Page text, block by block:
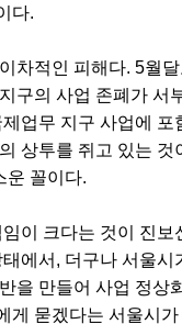
다.
차적인 피해다. 5월
구의 사업 존폐가 서
업무 지구 사업에
상투를 쥐고 있는
운 꼴이다.
이 크다는 것이 진
에서, 더구나 서울
을 만들어 사업 정상
게 묻겠다는 서울시